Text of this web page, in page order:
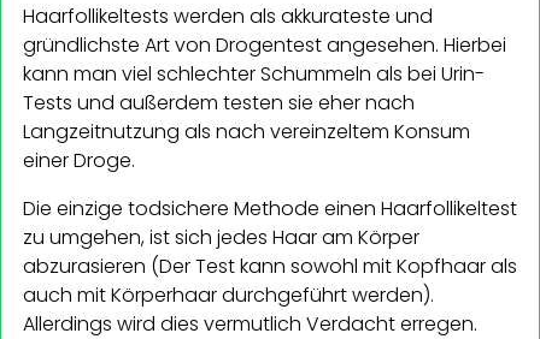
Haarfollikeltests werden als akkurateste und
gründlichste Art von Drogentest angesehen. Hierbei
kann man viel schlechter Schummeln als bei Urin-
Tests und außerdem testen sie eher nach
Langzeitnutzung als nach vereinzeltem Konsum
einer Droge.
Die einzige todsichere Methode einen Haarfollikeltest
zu umgehen, ist sich jedes Haar am Körper
abzurasieren (Der Test kann sowohl mit Kopfhaar als
auch mit Körperhaar durchgeführt werden).
Allerdings wird dies vermutlich Verdacht erregen.